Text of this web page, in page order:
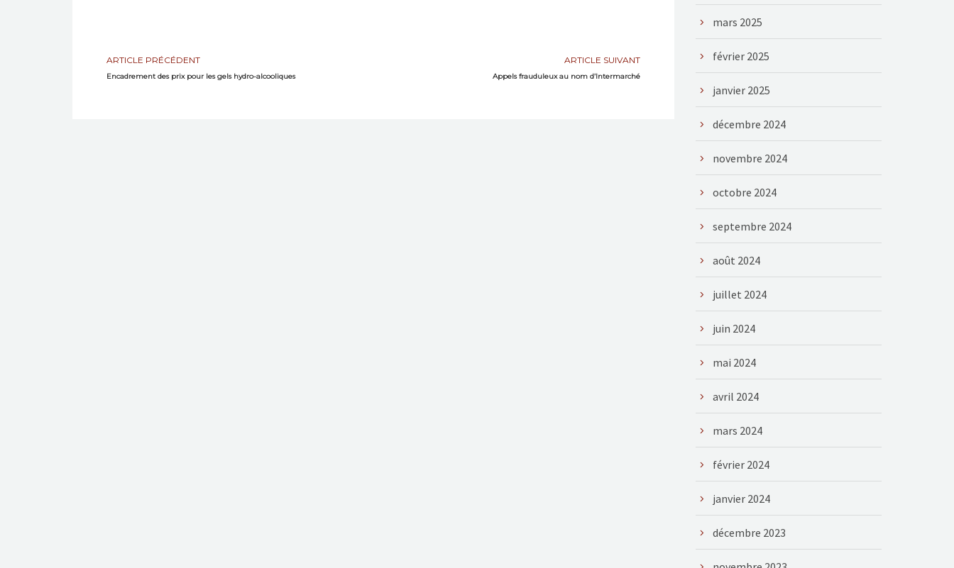
ARTICLE PRÉCÉDENT
Encadrement des prix pour les gels hydro-alcooliques
ARTICLE SUIVANT
Appels frauduleux au nom d’Intermarché
mars 2025
février 2025
janvier 2025
décembre 2024
novembre 2024
octobre 2024
septembre 2024
août 2024
juillet 2024
juin 2024
mai 2024
avril 2024
mars 2024
février 2024
janvier 2024
décembre 2023